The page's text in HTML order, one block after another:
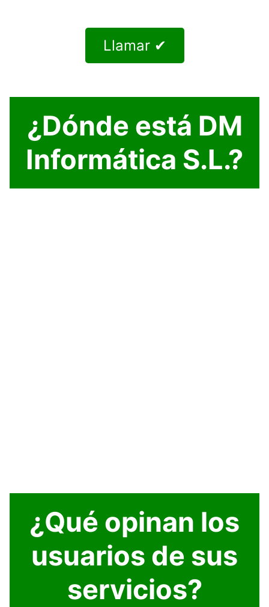
Llamar ✔
¿Dónde está DM
Informática S.L.?
¿Qué opinan los
usuarios de sus
servicios?